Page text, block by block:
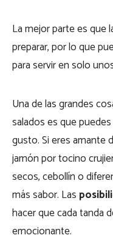
La mejor parte es que
preparar, por lo que
para servir en solo
Una de las grandes
salados es que puedes
gusto. Si eres amante
jamón por tocino
secos, cebollín o
más sabor. Las
hacer que cada tanda
emocionante.